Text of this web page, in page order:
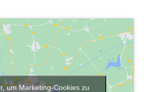
um Marketing-Cookies zu